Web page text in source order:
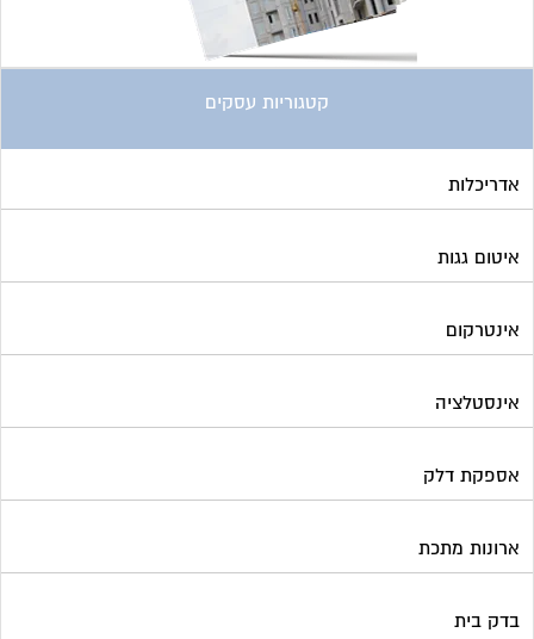
קטגוריות עסקים
אדריכלות
איטום גגות
אינטרקום
אינסטלציה
אספקת דלק
ארונות מתכת
בדק בית